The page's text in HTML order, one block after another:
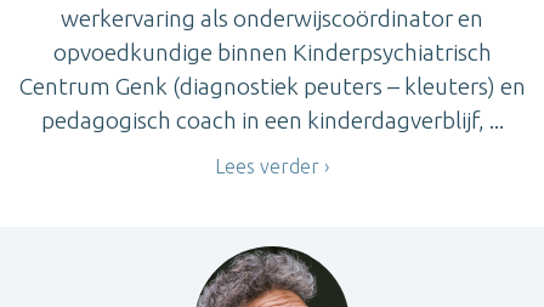
werkervaring als onderwijscoördinator en
opvoedkundige binnen Kinderpsychiatrisch
Centrum Genk (diagnostiek peuters – kleuters) en
pedagogisch coach in een kinderdagverblijf, ...
Lees verder